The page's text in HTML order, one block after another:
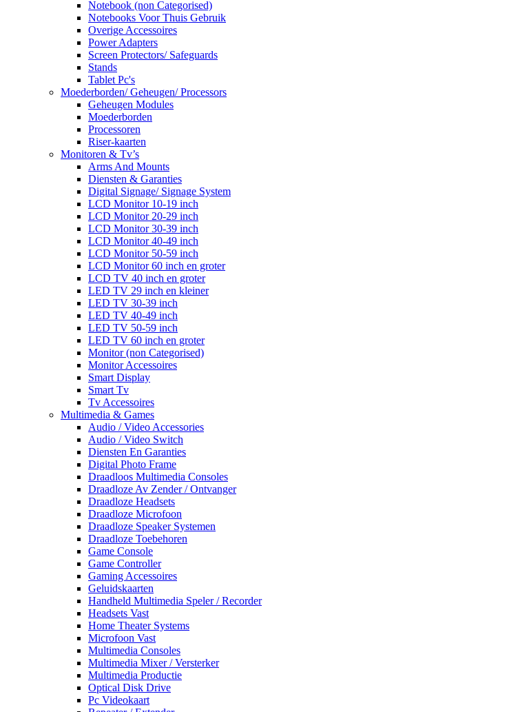
Notebook (non Categorised)
Notebooks Voor Thuis Gebruik
Overige Accessoires
Power Adapters
Screen Protectors/ Safeguards
Stands
Tablet Pc's
Moederborden/ Geheugen/ Processors
Geheugen Modules
Moederborden
Processoren
Riser-kaarten
Monitoren & Tv’s
Arms And Mounts
Diensten & Garanties
Digital Signage/ Signage System
LCD Monitor 10-19 inch
LCD Monitor 20-29 inch
LCD Monitor 30-39 inch
LCD Monitor 40-49 inch
LCD Monitor 50-59 inch
LCD Monitor 60 inch en groter
LCD TV 40 inch en groter
LED TV 29 inch en kleiner
LED TV 30-39 inch
LED TV 40-49 inch
LED TV 50-59 inch
LED TV 60 inch en groter
Monitor (non Categorised)
Monitor Accessoires
Smart Display
Smart Tv
Tv Accessoires
Multimedia & Games
Audio / Video Accessories
Audio / Video Switch
Diensten En Garanties
Digital Photo Frame
Draadloos Multimedia Consoles
Draadloze Av Zender / Ontvanger
Draadloze Headsets
Draadloze Microfoon
Draadloze Speaker Systemen
Draadloze Toebehoren
Game Console
Game Controller
Gaming Accessoires
Geluidskaarten
Handheld Multimedia Speler / Recorder
Headsets Vast
Home Theater Systems
Microfoon Vast
Multimedia Consoles
Multimedia Mixer / Versterker
Multimedia Productie
Optical Disk Drive
Pc Videokaart